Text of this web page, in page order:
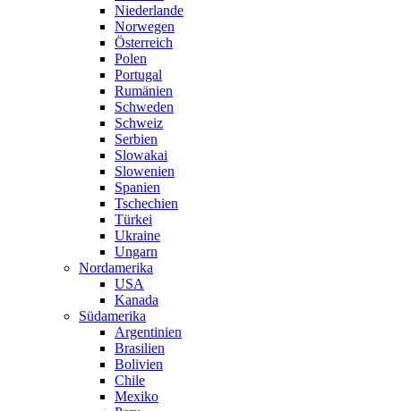
Niederlande
Norwegen
Österreich
Polen
Portugal
Rumänien
Schweden
Schweiz
Serbien
Slowakai
Slowenien
Spanien
Tschechien
Türkei
Ukraine
Ungarn
Nordamerika
USA
Kanada
Südamerika
Argentinien
Brasilien
Bolivien
Chile
Mexiko